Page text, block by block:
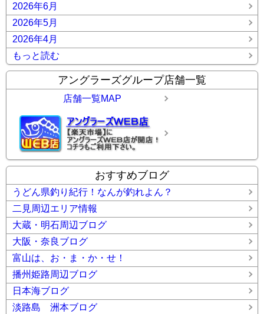
2026年6月
2026年5月
2026年4月
もっと読む
アングラーズグループ店舗一覧
店舗一覧MAP
おすすめブログ
うどん県釣り紀行！なんが釣れよん？
二見周辺エリア情報
大蔵・明石周辺ブログ
大阪・奈良ブログ
富山は、お・ま・か・せ！
播州姫路周辺ブログ
日本海ブログ
淡路島 洲本ブログ